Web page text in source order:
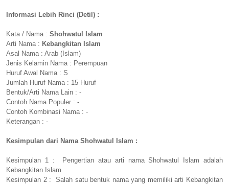
Informasi Lebih Rinci (Detil) :
Kata / Nama : Shohwatul Islam
Arti Nama : Kebangkitan Islam
Asal Nama : Arab (Islam)
Jenis Kelamin Nama : Perempuan
Huruf Awal Nama : S
Jumlah Huruf Nama : 15 Huruf
Bentuk/Arti Nama Lain : -
Contoh Nama Populer : -
Contoh Kombinasi Nama : -
Keterangan : -
Kesimpulan dari Nama Shohwatul Islam :
Kesimpulan 1 : Pengertian atau arti nama Shohwatul Islam adalah
Kebangkitan Islam
Kesimpulan 2 : Salah satu bentuk nama yang memiliki arti Kebangkitan